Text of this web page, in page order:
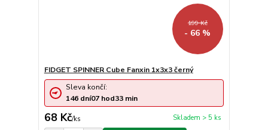
199 Kč
- 66 %
FIDGET SPINNER Cube Fanxin 1x3x3 černý
68 Kč/ks Skladem > 5 ks
Sleva končí:
146 dní07 hod33 min